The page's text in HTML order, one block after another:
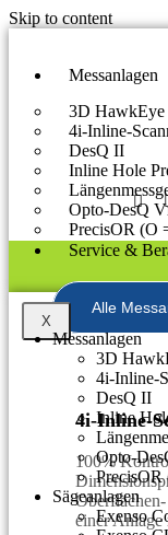
Skip to content
Messanlagen
3D HawkEye
4i-Inline-
DesQ II
Inline Hole
Opto-DesQ
PrecisOR (O
Alle
4i-Inline-
100%
einer
Service &
X
Messanlagen
3D
4i-Inline-
DesQ II
Inline
Opto-
PrecisOR
Sägeanlagen
Exenso